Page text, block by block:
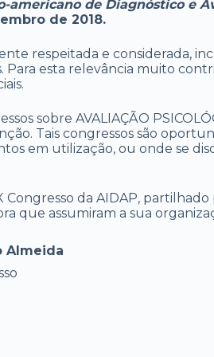
americanode Diagnóstico e
de 2018.
respeitada e considerada,
Para esta relevância muito
sobre AVALIAÇÃO
Tais congressos são
em utilização, ou onde se
da AIDAP,
que assumiram a sua
Almeida